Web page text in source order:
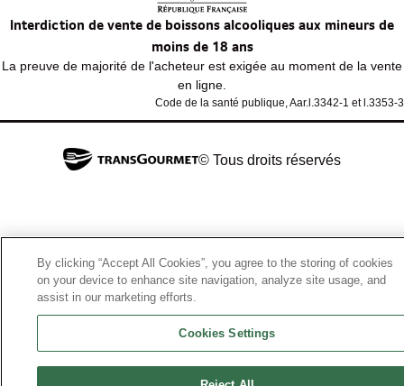
Interdiction de vente de boissons alcooliques aux mineurs de
moins de 18 ans
La preuve de majorité de l'acheteur est exigée au moment de la vente
en ligne.
Code de la santé publique, Aar.l.3342-1 et l.3353-3
© Tous droits réservés
By clicking “Accept All Cookies”, you agree to the storing of cookies
on your device to enhance site navigation, analyze site usage, and
assist in our marketing efforts.
Cookies Settings